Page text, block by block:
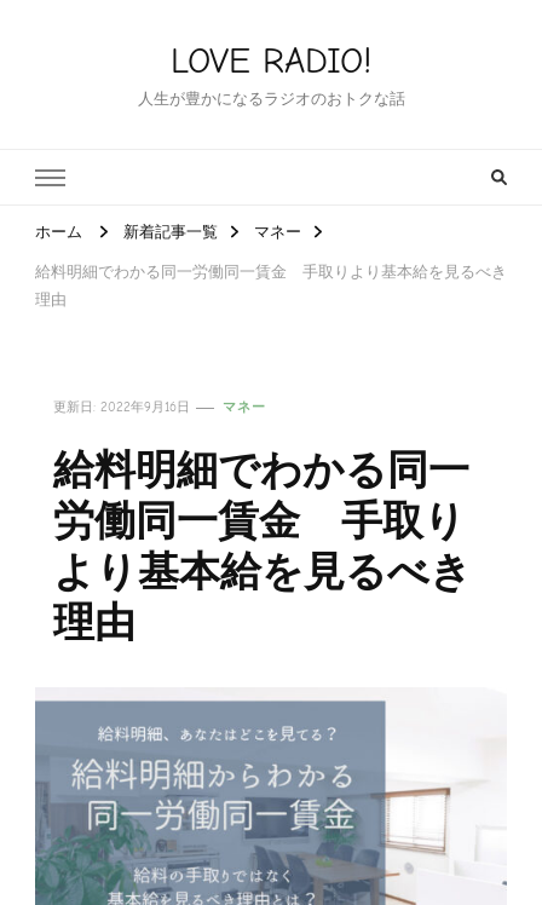
LOVE RADIO!
人生が豊かになるラジオのおトクな話
ホーム 新着記事一覧 マネー
給料明細でわかる同一労働同一賃金 手取りより基本給を見るべき
理由
更新日: 2022年9月16日 マネー
給料明細でわかる同一
労働同一賃金 手取り
より基本給を見るべき
理由